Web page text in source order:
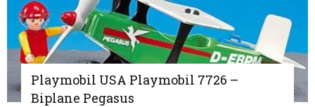
Playmobil USA Playmobil 7726 –
Biplane Pegasus